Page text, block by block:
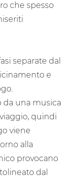
che spesso
separate dal
e
da una musica
quindi
viene
alla
provocano
dal